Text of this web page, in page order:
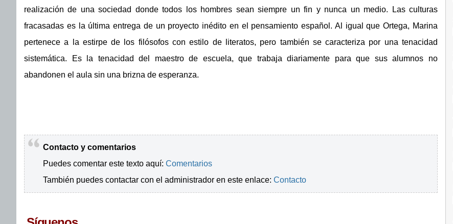
realización de una sociedad donde todos los hombres sean siempre un fin y nunca un medio. Las culturas
fracasadas es la última entrega de un proyecto inédito en el pensamiento español. Al igual que Ortega, Marina
pertenece a la estirpe de los filósofos con estilo de literatos, pero también se caracteriza por una tenacidad
sistemática. Es la tenacidad del maestro de escuela, que trabaja diariamente para que sus alumnos no
abandonen el aula sin una brizna de esperanza.
Contacto y comentarios
Puedes comentar este texto aquí: Comentarios
También puedes contactar con el administrador en este enlace: Contacto